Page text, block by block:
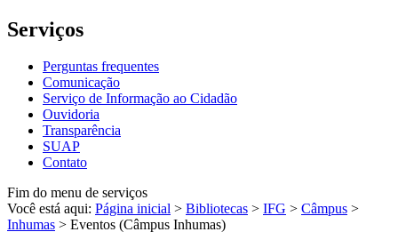
Serviços
Perguntas frequentes
Comunicação
Serviço de Informação ao Cidadão
Ouvidoria
Transparência
SUAP
Contato
Fim do menu de serviços
Você está aqui: Página inicial > Bibliotecas > IFG > Câmpus >
Inhumas > Eventos (Câmpus Inhumas)